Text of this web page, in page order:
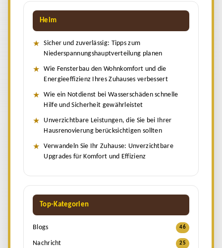
Heim
Sicher und zuverlässig: Tipps zum
Niederspannungshauptverteilung planen
Wie Fensterbau den Wohnkomfort und die
Energieeffizienz Ihres Zuhauses verbessert
Wie ein Notdienst bei Wasserschäden schnelle
Hilfe und Sicherheit gewährleistet
Unverzichtbare Leistungen, die Sie bei Ihrer
Hausrenovierung berücksichtigen sollten
Verwandeln Sie Ihr Zuhause: Unverzichtbare
Upgrades für Komfort und Effizienz
Top-Kategorien
Blogs 46
Nachricht 25